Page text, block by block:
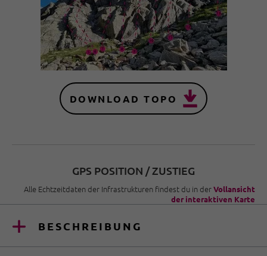
DOWNLOAD TOPO
GPS POSITION / ZUSTIEG
Alle Echtzeitdaten der Infrastrukturen findest du in derVollansicht
der interaktiven Karte
BESCHREIBUNG